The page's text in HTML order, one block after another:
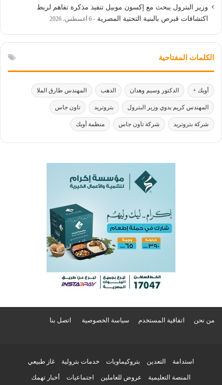
وزير البترول يبحث مع إكسون موبيل تنفيذ مذكرة تفاهم لربط
اكتشافات قبرص بالبنية التحتية المصرية
6 أغسطس، 2026
الكلمات المفتاحية
أوبك + الدكتور وسيم وهدان الذهب المهندس طارق الملا
المهندس كريم بدوي وزير البترول بتروتريد تاون جاس
شركة بتروتريد شركة تاون جاس منظمة أوبك
من نحن اتفاقية المستخدم سياسة الخصوصية اتصل بنا
استدامة التعدين بتروكيماويات خدمات بترولية غاز طبيعي
المنصة التعليمية عروض للعاملين اجتماعيات أخبار تهمك